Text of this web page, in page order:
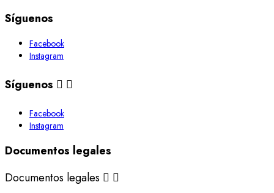
Síguenos
Facebook
Instagram
Síguenos  
Facebook
Instagram
Documentos legales
Documentos legales  